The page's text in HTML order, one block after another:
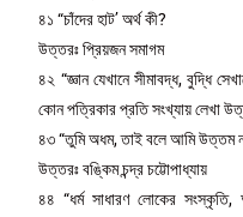
৪১ “চাঁদের হাট’ অর্থ কী?
উত্তরঃ প্রিয়জন সমাগম
৪২ “জ্ঞান যেখানে সীমাবদ্ধ, বুদ্ধি
কোন পত্রিকার প্রতি সংখ্যায় লেখা
৪৩ “তুমি অধম, তাই বলে আমি উত্তম
উত্তরঃ বঙ্কিম চন্দ্র চট্টোপাধ্যায়
৪৪ “ধর্ম সাধারণ লোকের সংস্কৃতি,